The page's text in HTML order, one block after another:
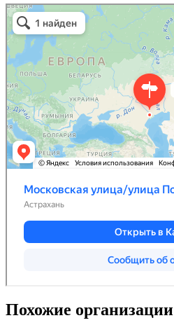
Похожие организации